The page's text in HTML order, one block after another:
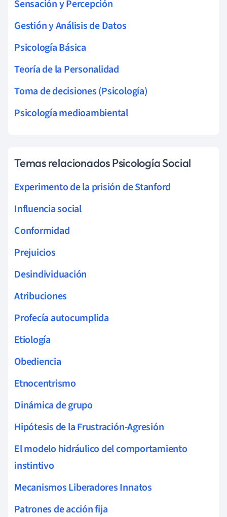
Sensación y Percepción
Gestión y Análisis de Datos
Psicología Básica
Teoría de la Personalidad
Toma de decisiones (Psicología)
Psicología medioambiental
Temas relacionados Psicología Social
Experimento de la prisión de Stanford
Influencia social
Conformidad
Prejuicios
Desindividuación
Atribuciones
Profecía autocumplida
Etiología
Obediencia
Etnocentrismo
Dinámica de grupo
Hipótesis de la Frustración-Agresión
El modelo hidráulico del comportamiento
instintivo
Mecanismos Liberadores Innatos
Patrones de acción fija